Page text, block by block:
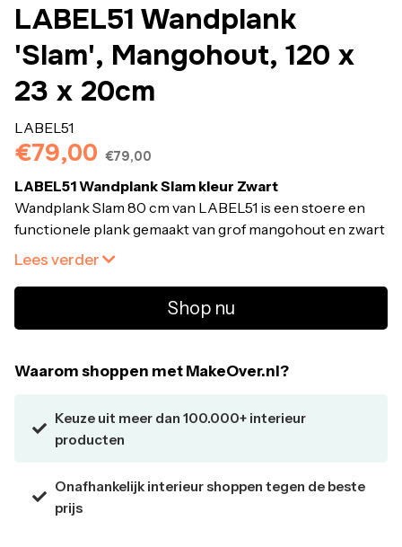
LABEL51 Wandplank
'Slam', Mangohout, 120 x
23 x 20cm
LABEL51
€79,00 €79,00
LABEL51 Wandplank Slam kleur Zwart
Wandplank Slam 80 cm van LABEL51 is een stoere en
functionele plank gemaakt van grof mangohout en zwart
solide metaal. De wandplank biedt de mogelijkheid je
sieren. Maak er een speels geheel van door verschillende
lengte van 80 cm, gemaakt van rough mangohout waar
heeft een gesloten zwart metalen frame gemonteerd aan
de linker- en rechterkant. De achterkant van deze
ophangsysteem wat het ophangen vergemakkelijkt.
Lees verder
Shop nu
Waarom shoppen met MakeOver.nl?
Keuze uit meer dan 100.000+ interieur
producten
Onafhankelijk interieur shoppen tegen de beste
prijs